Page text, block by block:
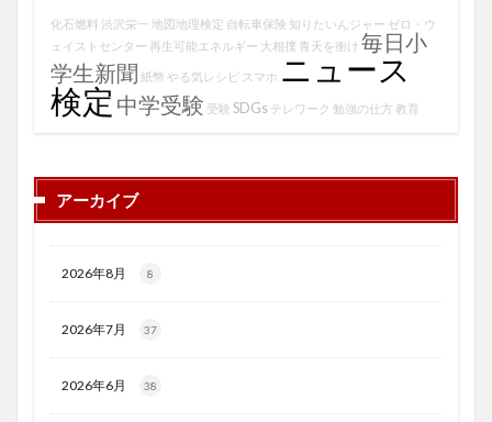
化石燃料 渋沢栄一 地図地理検定 自転車保険 知りたいんジャー ゼロ・ウ
ェイストセンター 再生可能エネルギー 大相撲 青天を衝け 毎日小
学生新聞 紙幣 やる気レシピ スマホ ニュース
検定 中学受験 受験 SDGs テレワーク 勉強の仕方 教育
アーカイブ
2026年8月 8
2026年7月 37
2026年6月 38